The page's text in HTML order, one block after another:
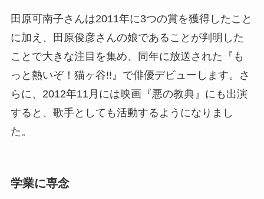
田原可南子さんは2011年に3つの賞を獲得したこと
に加え、田原俊彦さんの娘であることが判明した
ことで大きな注目を集め、同年に放送された『も
っと熱いぞ！猫ヶ谷!!』で俳優デビューします。さ
らに、2012年11月には映画『悪の教典』にも出演
すると、歌手としても活動するようになりまし
た。
学業に専念